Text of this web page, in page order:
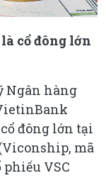
cổ đông lớn
Ngân hàng
đông lớn tại
mã
phiếu VSC